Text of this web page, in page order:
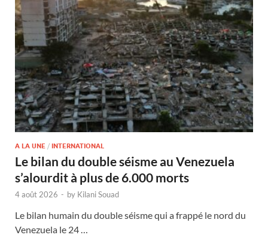
A LA UNE / INTERNATIONAL
Le bilan du double séisme au Venezuela
s’alourdit à plus de 6.000 morts
4 août 2026 - by Kilani Souad
Le bilan humain du double séisme qui a frappé le nord du
Venezuela le 24 …